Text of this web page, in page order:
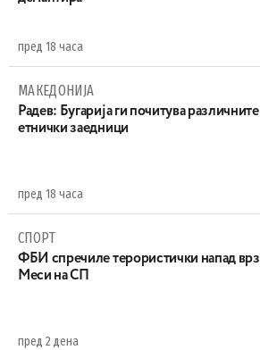
пред 18 часа
МАКЕДОНИЈА
Радев: Бугарија ги почитува различните
етнички заедници
пред 18 часа
СПОРТ
ФБИ спречиле терористички напад врз
Меси на СП
пред 2 дена